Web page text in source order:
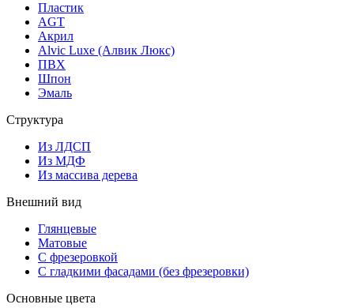
Пластик
AGT
Акрил
Alvic Luxe (Алвик Люкс)
ПВХ
Шпон
Эмаль
Структура
Из ЛДСП
Из МДФ
Из массива дерева
Внешний вид
Глянцевые
Матовые
С фрезеровкой
С гладкими фасадами (без фрезеровки)
Основные цвета